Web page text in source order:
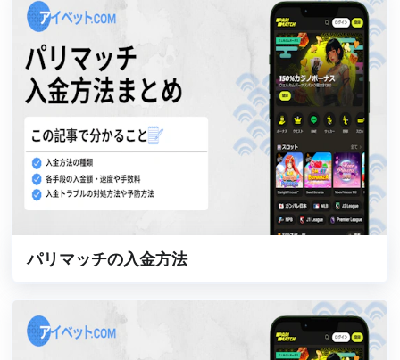
パリマッチの入金方法